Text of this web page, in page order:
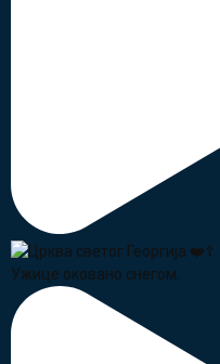
Ужице оковано снегом.